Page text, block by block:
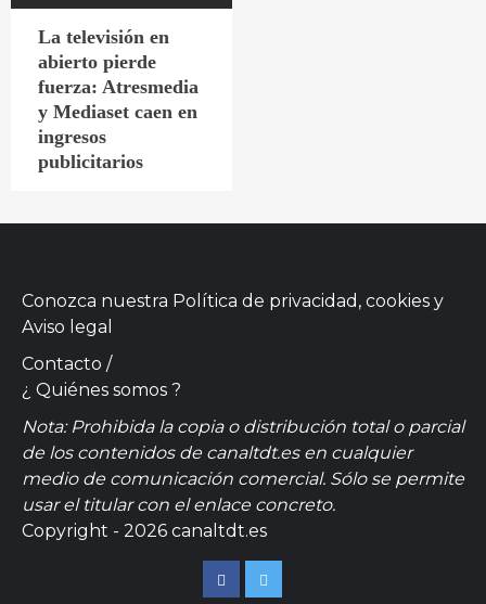
La televisión en
abierto pierde
fuerza: Atresmedia
y Mediaset caen en
ingresos
publicitarios
Conozca nuestra Política de privacidad, cookies y
Aviso legal
Contacto /
¿ Quiénes somos ?
Nota: Prohibida la copia o distribución total o parcial
de los contenidos de canaltdt.es en cualquier
medio de comunicación comercial. Sólo se permite
usar el titular con el enlace concreto.
Copyright - 2026 canaltdt.es
FacebookTwitter